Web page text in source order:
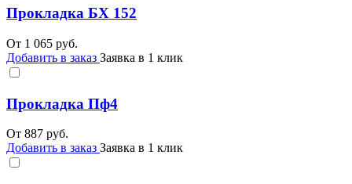
Прокладка БХ 152
От 1 065 руб.
Добавить в заказ Заявка в 1 клик
Прокладка Пф4
От 887 руб.
Добавить в заказ Заявка в 1 клик